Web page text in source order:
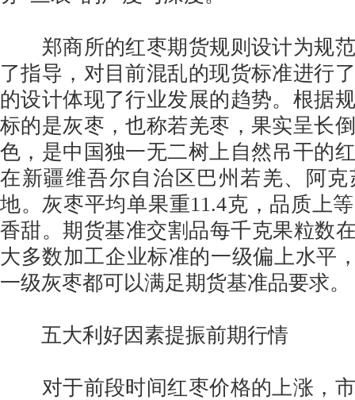
郑商所的红枣期货规则设计为规范
了指导，对目前混乱的现货标准进行
的设计体现了行业发展的趋势。根据
标的是灰枣，也称若羌枣，果实呈长
色，是中国独一无二树上自然吊干的
在新疆维吾尔自治区巴州若羌、阿
地。灰枣平均单果重11.4克，品质上
香甜。期货基准交割品每千克果粒数
大多数加工企业标准的一级偏上水平
一级灰枣都可以满足期货基准品要求。
五大利好因素提振前期行情
对于前段时间红枣价格的上涨，市